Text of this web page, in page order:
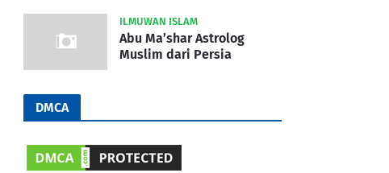
ILMUWAN ISLAM
Abu Ma’shar Astrolog
Muslim dari Persia
DMCA